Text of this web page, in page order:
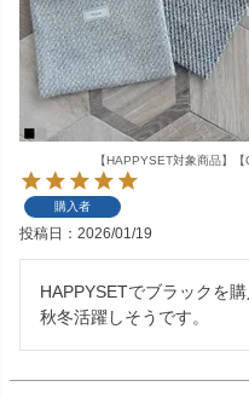
【HAPPYSET対象商品】
購入者
投稿日 2026/01/19
HAPPYSETでブラックを
秋冬活躍しそうです。